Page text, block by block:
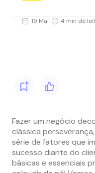
19 Mai 4 min de
Fazer um negócio
clássica
série de fatores que
sucesso diante do
básicas e essenciais